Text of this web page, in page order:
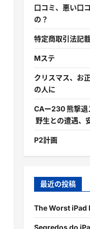
口コミ、悪い口
の？
特定商取引法記
Mステ
クリスマス、お
の人に
CAー230 熊撃退
野生との遭遇、
P2計画
最近の投稿
The Worst iPad
Segredos do